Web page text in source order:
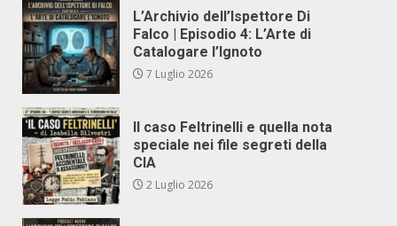
L’Archivio dell’Ispettore Di
Falco | Episodio 4: L’Arte di
Catalogare l’Ignoto
7 Luglio 2026
Il caso Feltrinelli e quella nota
speciale nei file segreti della
CIA
2 Luglio 2026